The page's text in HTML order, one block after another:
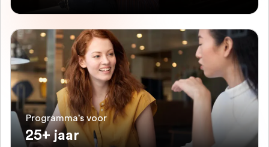
Programma's voor
25+ jaar